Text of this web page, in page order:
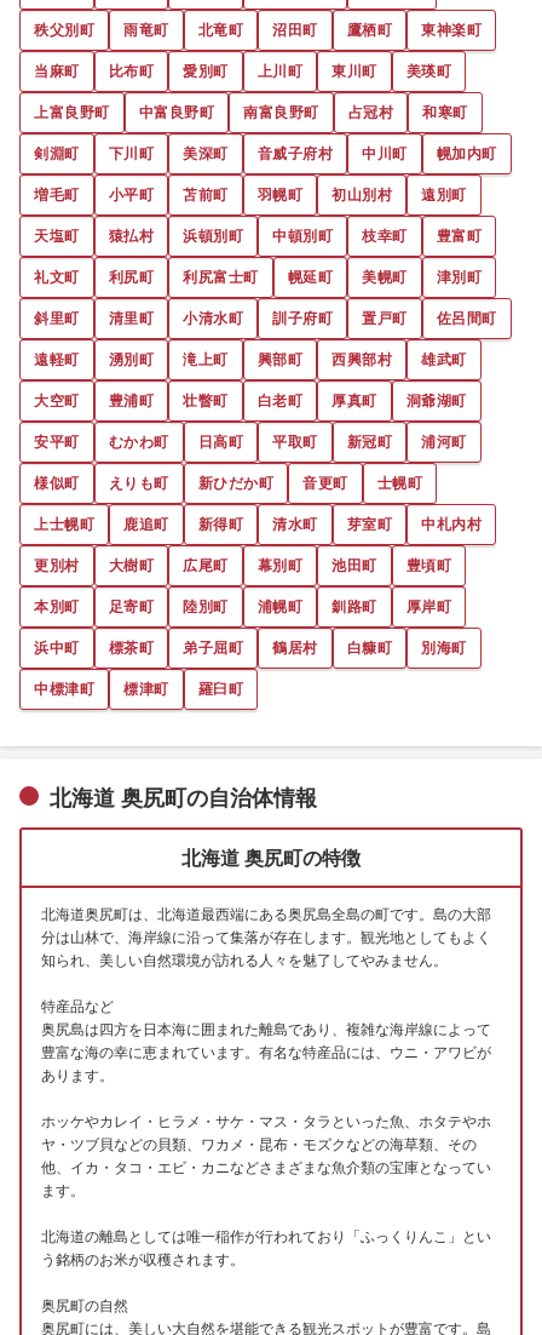
秩父別町
雨竜町 北竜町 沼田町 鷹栖町
東神楽町
当麻町
比布町 愛別町 上川町 東川町
美瑛町
上富良野町
中富良野町 南富良野町 占冠村
和寒町
剣淵町
下川町 美深町 音威子府村 中川町
幌加内町
増毛町
小平町 苫前町 羽幌町 初山別村
遠別町
天塩町
猿払村 浜頓別町 中頓別町 枝幸町
豊富町
礼文町
利尻町 利尻富士町 幌延町 美幌町
津別町
斜里町
清里町 小清水町 訓子府町 置戸町
佐呂間町
遠軽町
湧別町 滝上町 興部町 西興部村
雄武町
大空町
豊浦町 壮瞥町 白老町 厚真町
洞爺湖町
安平町
むかわ町 日高町 平取町 新冠町
浦河町
様似町
えりも町 新ひだか町 音更町
士幌町
上士幌町
鹿追町 新得町 清水町 芽室町
中札内村
更別村
大樹町 広尾町 幕別町 池田町
豊頃町
本別町
足寄町 陸別町 浦幌町 釧路町
厚岸町
浜中町
標茶町 弟子屈町 鶴居村 白糠町
別海町
中標津町
標津町 羅臼町
北海道 奥尻町の自治体情報
北海道 奥尻町の特徴
北海道奥尻町は、北海道最西端にある奥尻島全島の町です。島の大部
分は山林で、海岸線に沿って集落が存在します。観光地としてもよく
知られ、美しい自然環境が訪れる人々を魅了してやみません。
特産品など
奥尻島は四方を日本海に囲まれた離島であり、複雑な海岸線によって
豊富な海の幸に恵まれています。有名な特産品には、ウニ・アワビが
あります。
ホッケやカレイ・ヒラメ・サケ・マス・タラといった魚、ホタテやホ
ヤ・ツブ貝などの貝類、ワカメ・昆布・モズクなどの海草類、その
他、イカ・タコ・エビ・カニなどさまざまな魚介類の宝庫となってい
ます。
北海道の離島としては唯一稲作が行われており「ふっくりんこ」とい
う銘柄のお米が収穫されます。
奥尻町の自然
奥尻町には、美しい大自然を堪能できる観光スポットが豊富です。島